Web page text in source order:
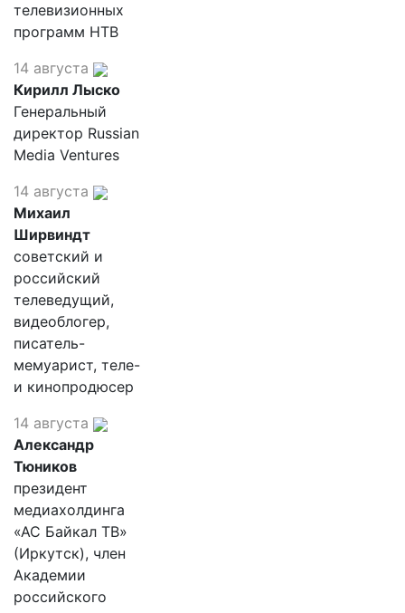
телевизионных
программ НТВ
14 августа
Кирилл Лыско
Генеральный
директор Russian
Media Ventures
14 августа
Михаил
Ширвиндт
советский и
российский
телеведущий,
видеоблогер,
писатель-
мемуарист, теле-
и кинопродюсер
14 августа
Александр
Тюников
президент
медиахолдинга
«АС Байкал ТВ»
(Иркутск), член
Академии
российского